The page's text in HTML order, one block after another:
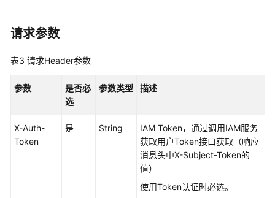
概
调
用
请求参数
表3 请求Header参数
参数
是否必
选
参数类型 描述
X-Auth-
Token
是 String
IAM Token，通过调用IAM服务
获取用户Token接口获取（响应
消息头中X-Subject-Token的
值）
使用Token认证时必选。